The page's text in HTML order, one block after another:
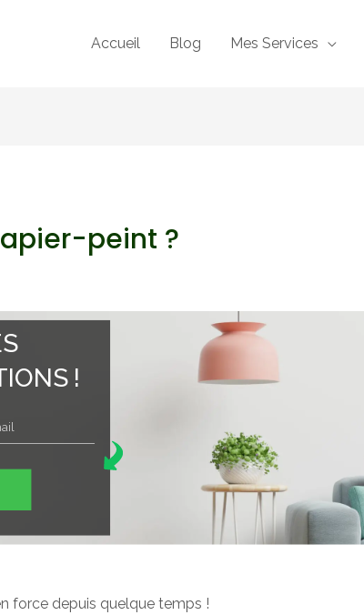
Accueil Blog Mes Services
peint ?
!
force depuis quelque temps !